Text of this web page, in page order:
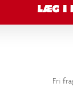
LÆG I
Fri